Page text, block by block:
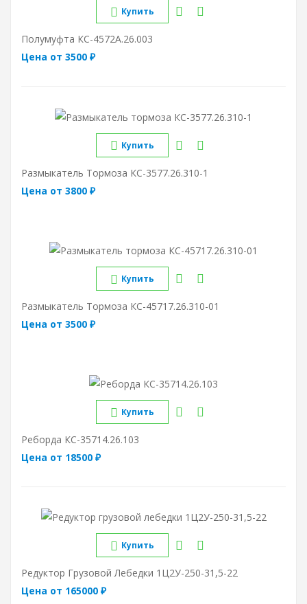
Купить
Полумуфта КС-4572А.26.003
Цена от 3500 ₽
Купить
Размыкатель Тормоза КС-3577.26.310-1
Цена от 3800 ₽
Купить
Размыкатель Тормоза КС-45717.26.310-01
Цена от 3500 ₽
Купить
Реборда КС-35714.26.103
Цена от 18500 ₽
Купить
Редуктор Грузовой Лебедки 1Ц2У-250-31,5-22
Цена от 165000 ₽